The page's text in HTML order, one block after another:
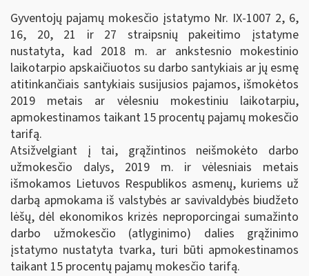
Gyventojų pajamų mokesčio įstatymo Nr. IX-1007 2, 6,
16, 20, 21 ir 27 straipsnių pakeitimo įstatyme
nustatyta, kad 2018 m. ar ankstesnio mokestinio
laikotarpio apskaičiuotos su darbo santykiais ar jų esmę
atitinkančiais santykiais susijusios pajamos, išmokėtos
2019 metais ar vėlesniu mokestiniu laikotarpiu,
apmokestinamos taikant 15 procentų pajamų mokesčio
tarifą.
Atsižvelgiant į tai, grąžintinos neišmokėto darbo
užmokesčio dalys, 2019 m. ir vėlesniais metais
išmokamos Lietuvos Respublikos asmenų, kuriems už
darbą apmokama iš valstybės ar savivaldybės biudžeto
lėšų, dėl ekonomikos krizės neproporcingai sumažinto
darbo užmokesčio (atlyginimo) dalies grąžinimo
įstatymo nustatyta tvarka, turi būti apmokestinamos
taikant 15 procentų pajamų mokesčio tarifą.